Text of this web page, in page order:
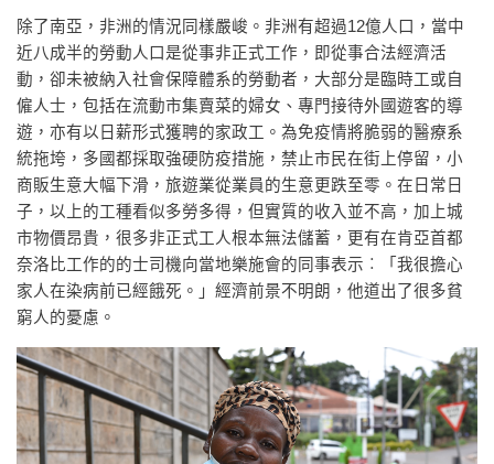
除了南亞，非洲的情況同樣嚴峻。非洲有超過12億人口，當中
近八成半的勞動人口是從事非正式工作，即從事合法經濟活
動，卻未被納入社會保障體系的勞動者，大部分是臨時工或自
僱人士，包括在流動市集賣菜的婦女、專門接待外國遊客的導
遊，亦有以日薪形式獲聘的家政工。為免疫情將脆弱的醫療系
統拖垮，多國都採取強硬防疫措施，禁止市民在街上停留，小
商販生意大幅下滑，旅遊業從業員的生意更跌至零。在日常日
子，以上的工種看似多勞多得，但實質的收入並不高，加上城
市物價昂貴，很多非正式工人根本無法儲蓄，更有在肯亞首都
奈洛比工作的的士司機向當地樂施會的同事表示︰「我很擔心
家人在染病前已經餓死。」經濟前景不明朗，他道出了很多貧
窮人的憂慮。